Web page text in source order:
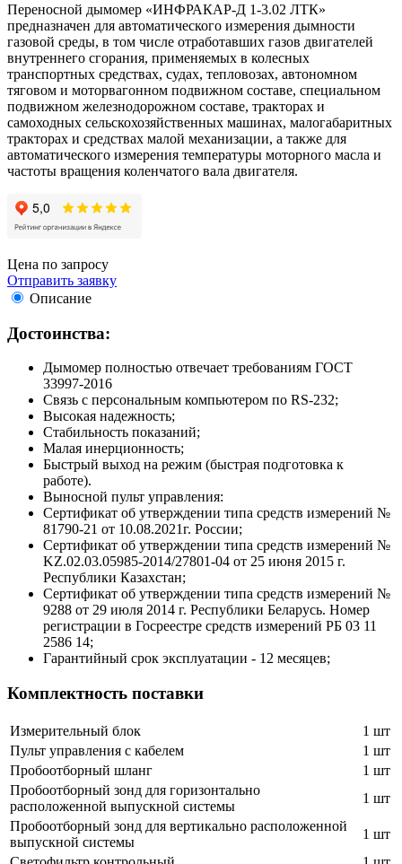
Переносной дымомер «ИНФРАКАР-Д 1-3.02 ЛТК»
предназначен для автоматического измерения дымности
газовой среды, в том числе отработавших газов двигателей
внутреннего сгорания, применяемых в колесных
транспортных средствах, судах, тепловозах, автономном
тяговом и моторвагонном подвижном составе, специальном
подвижном железнодорожном составе, тракторах и
самоходных сельскохозяйственных машинах, малогабаритных
тракторах и средствах малой механизации, а также для
автоматического измерения температуры моторного масла и
частоты вращения коленчатого вала двигателя.
Цена по запросу
Отправить заявку
Описание
Достоинства:
Дымомер полностью отвечает требованиям ГОСТ
33997-2016
Связь с персональным компьютером по RS-232;
Высокая надежность;
Стабильность показаний;
Малая инерционность;
Быстрый выход на режим (быстрая подготовка к
работе).
Выносной пульт управления:
Сертификат об утверждении типа средств измерений №
81790-21 от 10.08.2021г. России;
Сертификат об утверждении типа средств измерений №
KZ.02.03.05985-2014/27801-04 от 25 июня 2015 г.
Республики Казахстан;
Сертификат об утверждении типа средств измерений №
9288 от 29 июля 2014 г. Республики Беларусь. Номер
регистрации в Госреестре средств измерений РБ 03 11
2586 14;
Гарантийный срок эксплуатации - 12 месяцев;
Комплектность поставки
Измерительный блок
1 шт
Пульт управления с кабелем
1 шт
Пробоотборный шланг
1 шт
Пробоотборный зонд для горизонтально
расположенной выпускной системы
1 шт
Пробоотборный зонд для вертикально расположенной
выпускной системы
1 шт